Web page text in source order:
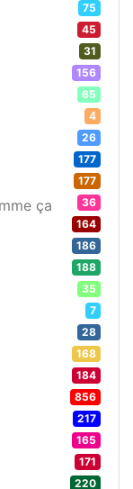
75
45
31
156
65
4
26
177
177
ça 36
164
186
188
35
7
28
168
184
856
217
165
171
220